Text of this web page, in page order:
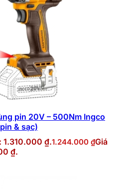
pin 20V – 500Nm Ingco
& sạc)
1.310.000 ₫.1.244.000 ₫Giá
₫.